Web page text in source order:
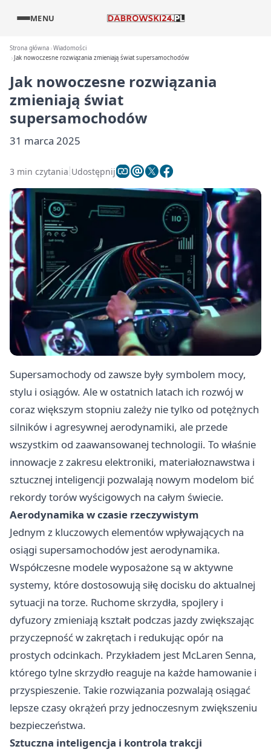
MENU
Strona główna Wiadomości
Jak nowoczesne rozwiązania zmieniają świat supersamochodów
Jak nowoczesne rozwiązania
zmieniają świat
supersamochodów
31 marca 2025
3 min czytania Udostępnij
Supersamochody od zawsze były symbolem mocy,
stylu i osiągów. Ale w ostatnich latach ich rozwój w
coraz większym stopniu zależy nie tylko od potężnych
silników i agresywnej aerodynamiki, ale przede
wszystkim od zaawansowanej technologii. To właśnie
innowacje z zakresu elektroniki, materiałoznawstwa i
sztucznej inteligencji pozwalają nowym modelom bić
rekordy torów wyścigowych na całym świecie.
Aerodynamika w czasie rzeczywistym
Jednym z kluczowych elementów wpływających na
osiągi supersamochodów jest aerodynamika.
Współczesne modele wyposażone są w aktywne
systemy, które dostosowują siłę docisku do aktualnej
sytuacji na torze. Ruchome skrzydła, spojlery i
dyfuzory zmieniają kształt podczas jazdy zwiększając
przyczepność w zakrętach i redukując opór na
prostych odcinkach. Przykładem jest McLaren Senna,
którego tylne skrzydło reaguje na każde hamowanie i
przyspieszenie. Takie rozwiązania pozwalają osiągać
lepsze czasy okrążeń przy jednoczesnym zwiększeniu
bezpieczeństwa.
Sztuczna inteligencja i kontrola trakcji